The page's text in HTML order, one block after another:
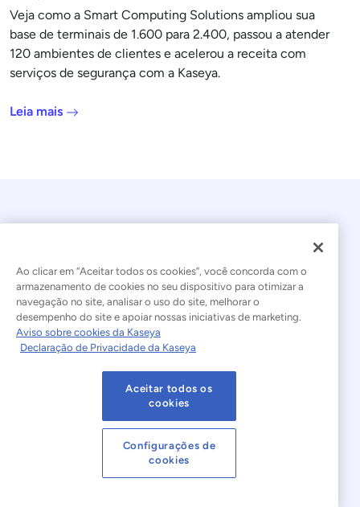
Veja como a Smart Computing Solutions ampliou sua
base de terminais de 1.600 para 2.400, passou a atender
120 ambientes de clientes e acelerou a receita com
serviços de segurança com a Kaseya.
Leia mais
© 2026 Kaseya. Todos os direitos reservados.
Português Brasileiro
Declaração sobre a Escravidão Moderna
Termos de Uso do Site Declaração de Privacidade
Mapa do site Cookies Settings
Aviso sobre cookies
Ao clicar em “Aceitar todos os cookies”, você concorda com o
armazenamento de cookies no seu dispositivo para otimizar a
navegação no site, analisar o uso do site, melhorar o
desempenho do site e apoiar nossas iniciativas de marketing.
Aviso sobre cookies da Kaseya
Declaração de Privacidade da Kaseya
Aceitar todos os
cookies
Configurações de
cookies